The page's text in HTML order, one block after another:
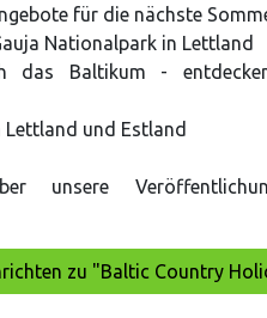
für die nächste
Nationalpark in Lettland
das Baltikum -
Lettland und Estland
unsere
zu "Baltic Country